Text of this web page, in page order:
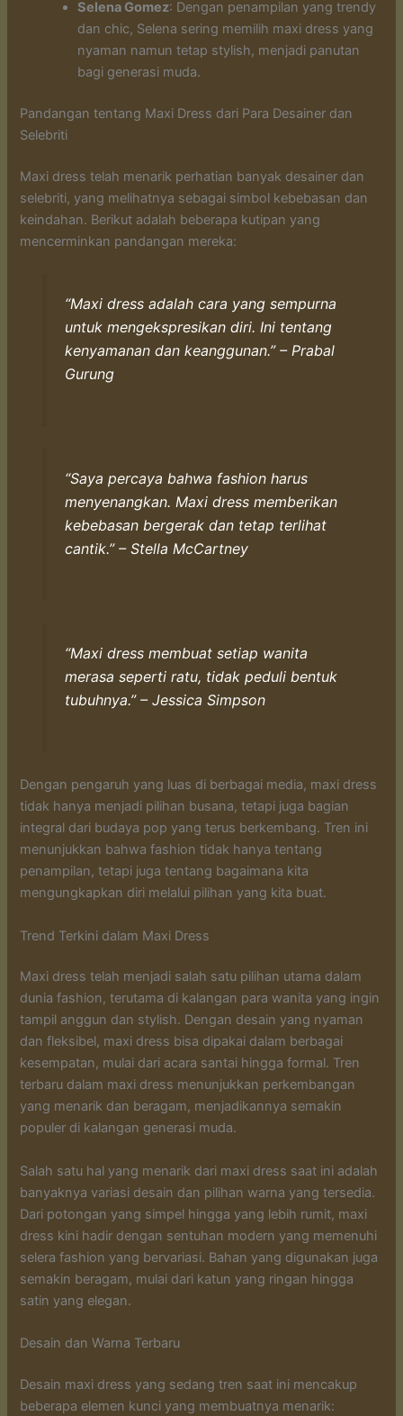
Selena Gomez: Dengan penampilan yang trendy
dan chic, Selena sering memilih maxi dress yang
nyaman namun tetap stylish, menjadi panutan
bagi generasi muda.
Pandangan tentang Maxi Dress dari Para Desainer dan
Selebriti
Maxi dress telah menarik perhatian banyak desainer dan
selebriti, yang melihatnya sebagai simbol kebebasan dan
keindahan. Berikut adalah beberapa kutipan yang
mencerminkan pandangan mereka:
“Maxi dress adalah cara yang sempurna
untuk mengekspresikan diri. Ini tentang
kenyamanan dan keanggunan.” – Prabal
Gurung
“Saya percaya bahwa fashion harus
menyenangkan. Maxi dress memberikan
kebebasan bergerak dan tetap terlihat
cantik.” – Stella McCartney
“Maxi dress membuat setiap wanita
merasa seperti ratu, tidak peduli bentuk
tubuhnya.” – Jessica Simpson
Dengan pengaruh yang luas di berbagai media, maxi dress
tidak hanya menjadi pilihan busana, tetapi juga bagian
integral dari budaya pop yang terus berkembang. Tren ini
menunjukkan bahwa fashion tidak hanya tentang
penampilan, tetapi juga tentang bagaimana kita
mengungkapkan diri melalui pilihan yang kita buat.
Trend Terkini dalam Maxi Dress
Maxi dress telah menjadi salah satu pilihan utama dalam
dunia fashion, terutama di kalangan para wanita yang ingin
tampil anggun dan stylish. Dengan desain yang nyaman
dan fleksibel, maxi dress bisa dipakai dalam berbagai
kesempatan, mulai dari acara santai hingga formal. Tren
terbaru dalam maxi dress menunjukkan perkembangan
yang menarik dan beragam, menjadikannya semakin
populer di kalangan generasi muda.
Salah satu hal yang menarik dari maxi dress saat ini adalah
banyaknya variasi desain dan pilihan warna yang tersedia.
Dari potongan yang simpel hingga yang lebih rumit, maxi
dress kini hadir dengan sentuhan modern yang memenuhi
selera fashion yang bervariasi. Bahan yang digunakan juga
semakin beragam, mulai dari katun yang ringan hingga
satin yang elegan.
Desain dan Warna Terbaru
Desain maxi dress yang sedang tren saat ini mencakup
beberapa elemen kunci yang membuatnya menarik: